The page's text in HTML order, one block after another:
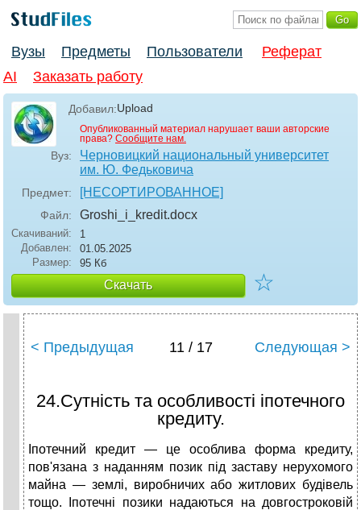
Вузы Предметы Пользователи
Реферат
AI
Заказать работу
Добавил:Upload
Опубликованный материал нарушает ваши авторские
права? Сообщите нам.
Вуз:
Черновицкий национальный университет
им. Ю. Федьковича
Предмет: [НЕСОРТИРОВАННОЕ]
Файл: Groshi_i_kredit.docx
Скачиваний:
1
Добавлен:
01.05.2025
Размер:
95 Кб
Скачать ☆
< Предыдущая 11 / 17 Следующая >
24.Сутність та особливості іпотечного
кредиту.
Іпотечний кредит — це особлива форма кредиту,
пов'язана з наданням позик під заставу нерухомого
майна — землі, виробничих або житлових будівель
тощо. Іпотечні позики надаються на довгостроковій